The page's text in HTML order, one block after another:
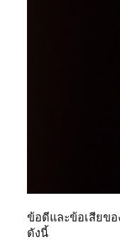
ข้อดีและข้อเสียขอ
ดังนี้